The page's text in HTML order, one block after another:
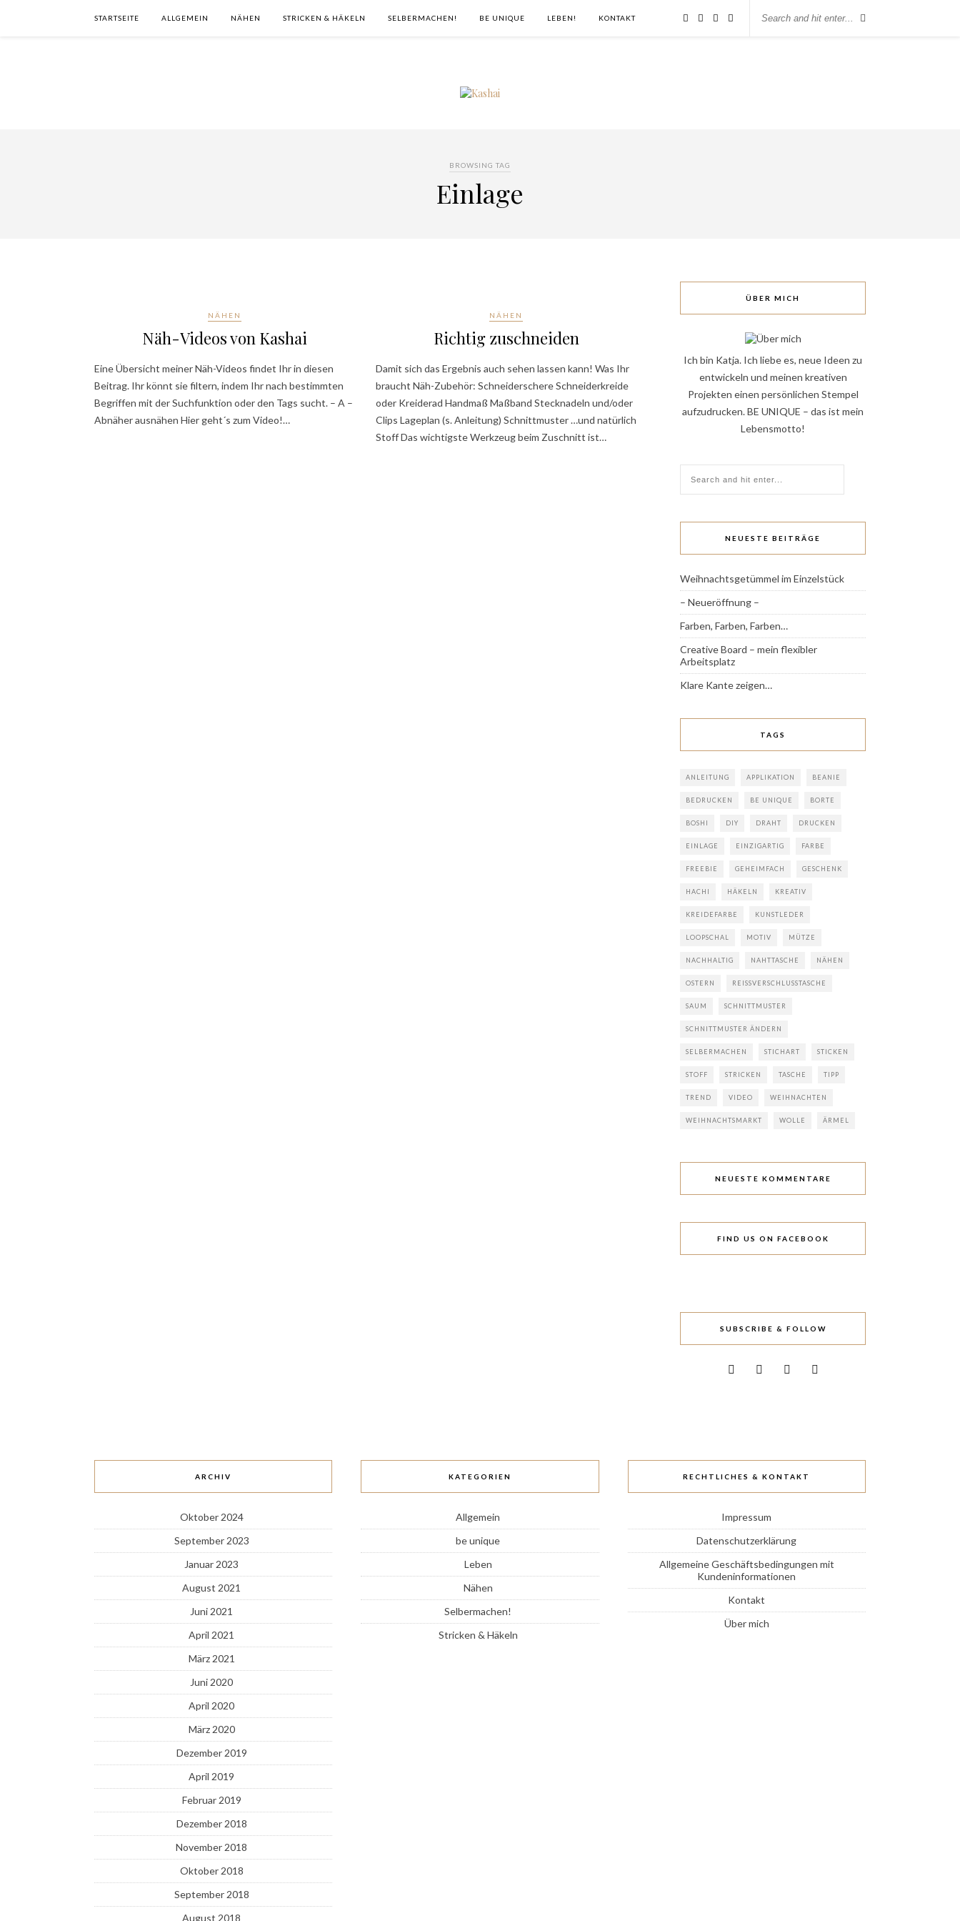
STARTSEITE ALLGEMEIN NÄHEN STRICKEN & HÄKELN SELBERMACHEN! BE UNIQUE LEBEN! KONTAKT
BROWSING TAG
Einlage
NÄHEN
Näh-Videos von Kashai
Eine Übersicht meiner Näh-Videos findet Ihr in diesen
Beitrag. Ihr könnt sie filtern, indem Ihr nach bestimmten
Begriffen mit der Suchfunktion oder den Tags sucht. – A –
Abnäher ausnähen Hier geht´s zum Video!…
NÄHEN
Richtig zuschneiden
Damit sich das Ergebnis auch sehen lassen kann! Was Ihr
braucht Näh-Zubehör: Schneiderschere Schneiderkreide
oder Kreiderad Handmaß Maßband Stecknadeln und/oder
Clips Lageplan (s. Anleitung) Schnittmuster …und natürlich
Stoff Das wichtigste Werkzeug beim Zuschnitt ist…
ÜBER MICH
Ich bin Katja. Ich liebe es, neue Ideen zu
entwickeln und meinen kreativen
Projekten einen persönlichen Stempel
aufzudrucken. BE UNIQUE – das ist mein
Lebensmotto!
NEUESTE BEITRÄGE
Weihnachtsgetümmel im Einzelstück
– Neueröffnung –
Farben, Farben, Farben…
Creative Board – mein flexibler
Arbeitsplatz
Klare Kante zeigen…
TAGS
ANLEITUNG APPLIKATION BEANIE
BEDRUCKEN BE UNIQUE BORTE
BOSHI DIY DRAHT DRUCKEN
EINLAGE EINZIGARTIG FARBE
FREEBIE GEHEIMFACH GESCHENK
HACHI HÄKELN KREATIV
KREIDEFARBE KUNSTLEDER
LOOPSCHAL MOTIV MÜTZE
NACHHALTIG NAHTTASCHE NÄHEN
OSTERN REISSVERSCHLUSSTASCHE
SAUM SCHNITTMUSTER
SCHNITTMUSTER ÄNDERN
SELBERMACHEN STICHART STICKEN
STOFF STRICKEN TASCHE TIPP
TREND VIDEO WEIHNACHTEN
WEIHNACHTSMARKT WOLLE ÄRMEL
NEUESTE KOMMENTARE
FIND US ON FACEBOOK
SUBSCRIBE & FOLLOW
ARCHIV
Oktober 2024
September 2023
Januar 2023
August 2021
Juni 2021
April 2021
März 2021
Juni 2020
April 2020
März 2020
Dezember 2019
April 2019
Februar 2019
Dezember 2018
November 2018
Oktober 2018
September 2018
August 2018
KATEGORIEN
Allgemein
be unique
Leben
Nähen
Selbermachen!
Stricken & Häkeln
RECHTLICHES & KONTAKT
Impressum
Datenschutzerklärung
Allgemeine Geschäftsbedingungen mit
Kundeninformationen
Kontakt
Über mich